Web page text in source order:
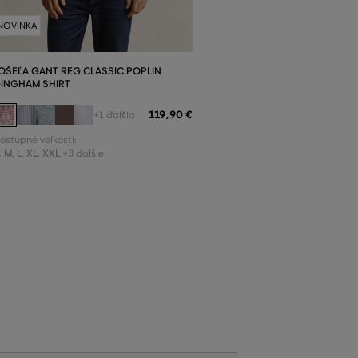
GANT REG CLASSIC POPLIN
SHIRT
+1 ďalšia 119,90 €
veľkosti:
, M, L, XL, XXL +3 ďalšie